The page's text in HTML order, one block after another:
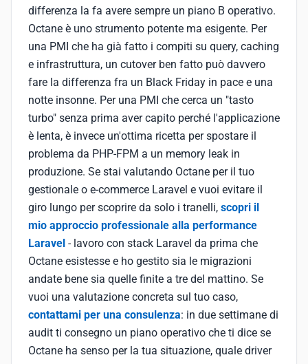
differenza la fa avere sempre un piano B operativo.
Octane è uno strumento potente ma esigente. Per
una PMI che ha già fatto i compiti su query, caching
e infrastruttura, un cutover ben fatto può davvero
fare la differenza fra un Black Friday in pace e una
notte insonne. Per una PMI che cerca un "tasto
turbo" senza prima aver capito perché l'applicazione
è lenta, è invece un'ottima ricetta per spostare il
problema da PHP-FPM a un memory leak in
produzione. Se stai valutando Octane per il tuo
gestionale o e-commerce Laravel e vuoi evitare il
giro lungo per scoprire da solo i tranelli, scopri il
mio approccio professionale alla performance
Laravel - lavoro con stack Laravel da prima che
Octane esistesse e ho gestito sia le migrazioni
andate bene sia quelle finite a tre del mattino. Se
vuoi una valutazione concreta sul tuo caso,
contattami per una consulenza: in due settimane di
audit ti consegno un piano operativo che ti dice se
Octane ha senso per la tua situazione, quale driver